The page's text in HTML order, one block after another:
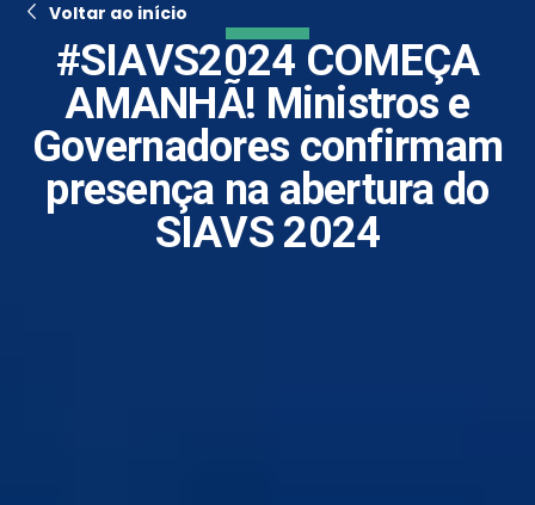
Voltar ao início
#SIAVS2024 COMEÇA
AMANHÃ! Ministros e
Governadores confirmam
presença na abertura do
SIAVS 2024